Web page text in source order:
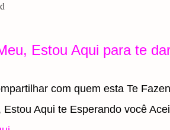
Estou Aqui para te
com quem esta Te
Aqui te Esperando você